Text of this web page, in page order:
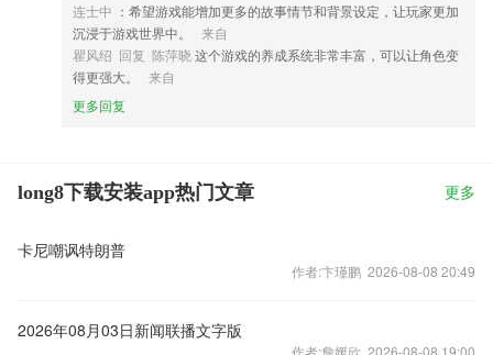
连士中 ：希望游戏能增加更多的故事情节和背景设定，让玩家更加
沉浸于游戏世界中。
来自
瞿风绍 回复 陈萍晓这个游戏的养成系统非常丰富，可以让角色变
得更强大。
来自
更多回复
long8下载安装app热门文章 更多
卡尼嘲讽特朗普
作者:卞瑾鹏 2026-08-08 20:49
2026年08月03日新闻联播文字版
作者:詹媛欣 2026-08-08 19:00